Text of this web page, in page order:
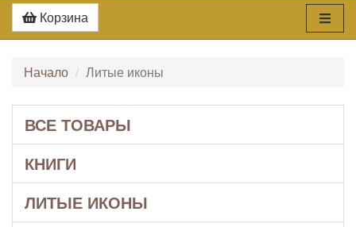
Корзина
Начало Литые иконы
ВСЕ ТОВАРЫ
КНИГИ
ЛИТЫЕ ИКОНЫ